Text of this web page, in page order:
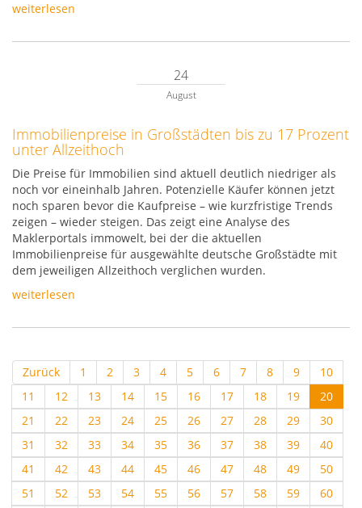
weiterlesen
24
August
Immobilienpreise in Großstädten bis zu 17 Prozent
unter Allzeithoch
Die Preise für Immobilien sind aktuell deutlich niedriger als
noch vor eineinhalb Jahren. Potenzielle Käufer können jetzt
noch sparen bevor die Kaufpreise – wie kurzfristige Trends
zeigen – wieder steigen. Das zeigt eine Analyse des
Maklerportals immowelt, bei der die aktuellen
Immobilienpreise für ausgewählte deutsche Großstädte mit
dem jeweiligen Allzeithoch verglichen wurden.
weiterlesen
Zurück 1 2 3 4 5 6 7 8 9
10
11
12 13 14 15 16 17 18 19
20
21
22 23 24 25 26 27 28 29
30
31
32 33 34 35 36 37 38 39
40
41
42 43 44 45 46 47 48 49
50
51
52 53 54 55 56 57 58 59 60